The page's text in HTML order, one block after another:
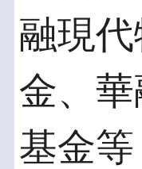
融現
金、
基金